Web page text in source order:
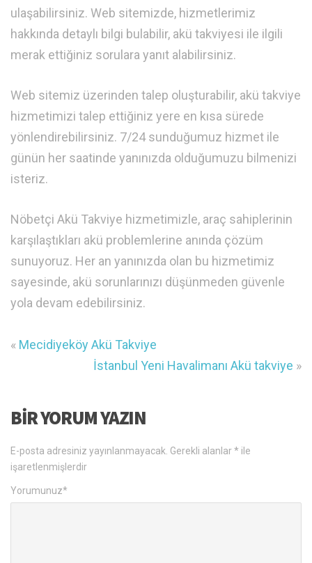
ulaşabilirsiniz. Web sitemizde, hizmetlerimiz
hakkında detaylı bilgi bulabilir, akü takviyesi ile ilgili
merak ettiğiniz sorulara yanıt alabilirsiniz.
Web sitemiz üzerinden talep oluşturabilir, akü takviye
hizmetimizi talep ettiğiniz yere en kısa sürede
yönlendirebilirsiniz. 7/24 sunduğumuz hizmet ile
günün her saatinde yanınızda olduğumuzu bilmenizi
isteriz.
Nöbetçi Akü Takviye hizmetimizle, araç sahiplerinin
karşılaştıkları akü problemlerine anında çözüm
sunuyoruz. Her an yanınızda olan bu hizmetimiz
sayesinde, akü sorunlarınızı düşünmeden güvenle
yola devam edebilirsiniz.
« Mecidiyeköy Akü Takviye
İstanbul Yeni Havalimanı Akü takviye »
BIR YORUM YAZIN
E-posta adresiniz yayınlanmayacak. Gerekli alanlar* ile
işaretlenmişlerdir
Yorumunuz*